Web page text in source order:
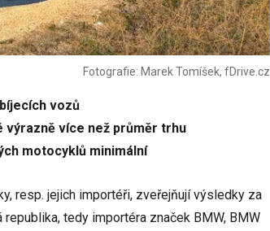
Fotografie: Marek Tomíšek, fDrive.cz
vozů
výrazně více než průměr trhu
motocyklů minimální
resp. jejich importéři, zveřejňují výsledky za
tedy importéra značek BMW, BMW